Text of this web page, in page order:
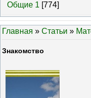
Общие 1 [774]
Главная » Статьи »
Знакомство